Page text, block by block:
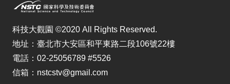
科技大觀園 ©2020 All Rights Reserved.
地址：臺北市大安區和平東路二段106號22樓
電話：02-25056789 #5526
信箱：nstcstv@gmail.com